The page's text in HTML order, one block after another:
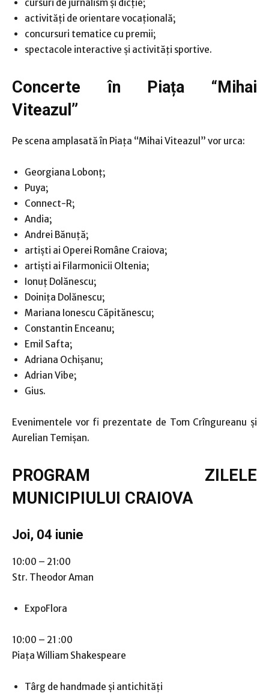
cursuri de jurnalism și dicție;
activități de orientare vocațională;
concursuri tematice cu premii;
spectacole interactive și activități sportive.
Concerte în Piața “Mihai
Viteazul”
Pe scena amplasată în Piața “Mihai Viteazul” vor urca:
Georgiana Lobonț;
Puya;
Connect-R;
Andia;
Andrei Bănuță;
artiști ai Operei Române Craiova;
artiști ai Filarmonicii Oltenia;
Ionuț Dolănescu;
Doinița Dolănescu;
Mariana Ionescu Căpitănescu;
Constantin Enceanu;
Emil Safta;
Adriana Ochișanu;
Adrian Vibe;
Gius.
Evenimentele vor fi prezentate de Tom Crîngureanu și
Aurelian Temișan.
PROGRAM ZILELE
MUNICIPIULUI CRAIOVA
Joi, 04 iunie
10:00 – 21:00
Str. Theodor Aman
ExpoFlora
10:00 – 21 :00
Piața William Shakespeare
Târg de handmade și antichități